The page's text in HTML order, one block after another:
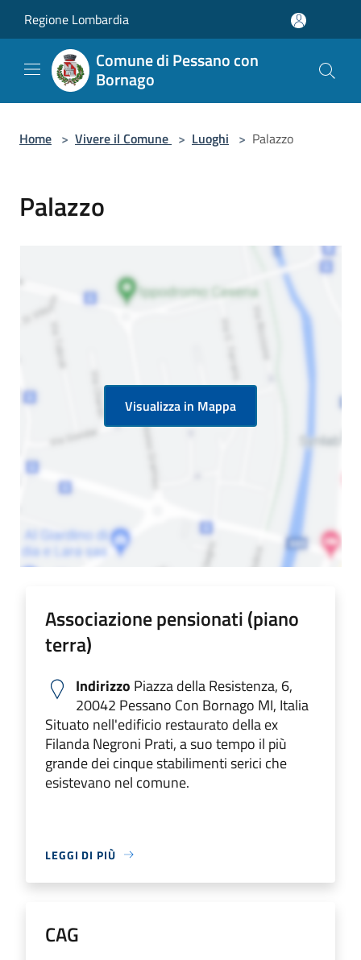
Regione Lombardia
Comune di Pessano con
Bornago
Home > Vivere il Comune > Luoghi > Palazzo
Palazzo
Visualizza in Mappa
Associazione pensionati (piano
terra)
Indirizzo Piazza della Resistenza, 6,
20042 Pessano Con Bornago MI, Italia
Situato nell'edificio restaurato della ex
Filanda Negroni Prati, a suo tempo il più
grande dei cinque stabilimenti serici che
esistevano nel comune.
LEGGI DI PIÙ
CAG